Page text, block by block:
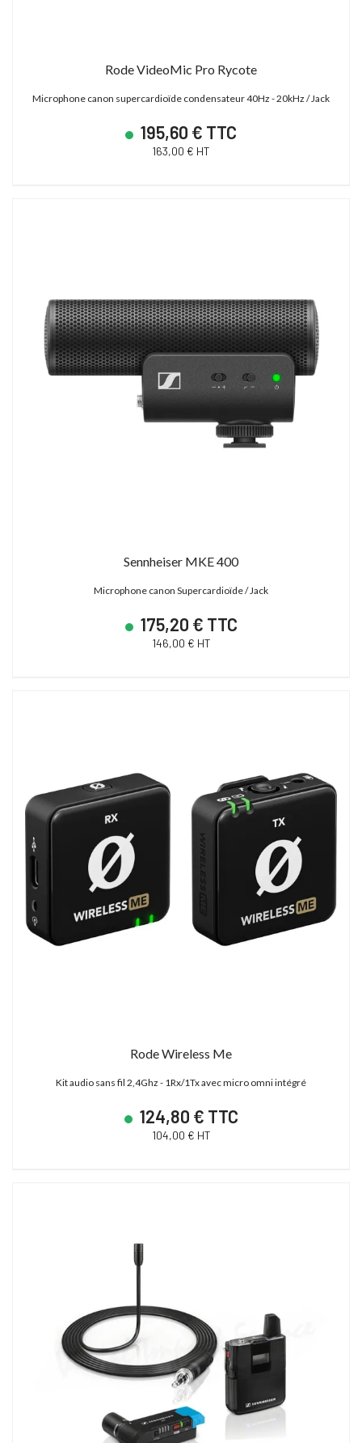
Rode VideoMic Pro Rycote
Microphone canon supercardioïde condensateur 40Hz - 20kHz / Jack
195,60 € TTC
163,00 € HT
Sennheiser MKE 400
Microphone canon Supercardioïde / Jack
175,20 € TTC
146,00 € HT
Rode Wireless Me
Kit audio sans fil 2,4Ghz - 1Rx/1Tx avec micro omni intégré
124,80 € TTC
104,00 € HT